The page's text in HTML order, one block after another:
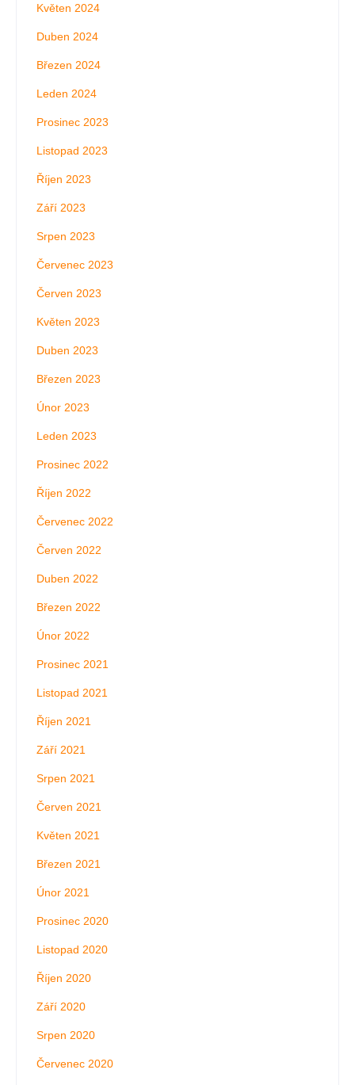
Květen 2024
Duben 2024
Březen 2024
Leden 2024
Prosinec 2023
Listopad 2023
Říjen 2023
Září 2023
Srpen 2023
Červenec 2023
Červen 2023
Květen 2023
Duben 2023
Březen 2023
Únor 2023
Leden 2023
Prosinec 2022
Říjen 2022
Červenec 2022
Červen 2022
Duben 2022
Březen 2022
Únor 2022
Prosinec 2021
Listopad 2021
Říjen 2021
Září 2021
Srpen 2021
Červen 2021
Květen 2021
Březen 2021
Únor 2021
Prosinec 2020
Listopad 2020
Říjen 2020
Září 2020
Srpen 2020
Červenec 2020